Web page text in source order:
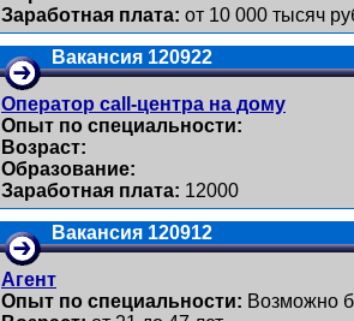
Заработная плата: от 10 000 тысяч
Вакансия 120922
Оператор call-центра на дому
Опыт по специальности:
Возраст:
Образование:
Заработная плата: 12000
Вакансия 120912
Агент
Опыт по специальности: Возможно